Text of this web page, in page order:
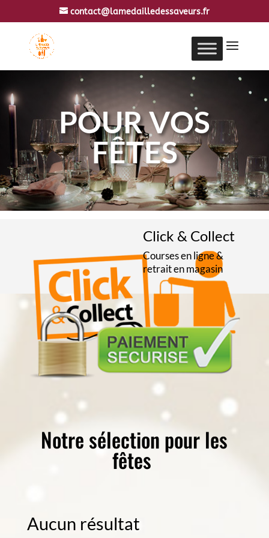
contact@lamedailledessaveurs.fr
POUR VOS
FÊTES
Click & Collect
Courses en ligne &
retrait en magasin
Notre sélection pour les
fêtes
Aucun résultat